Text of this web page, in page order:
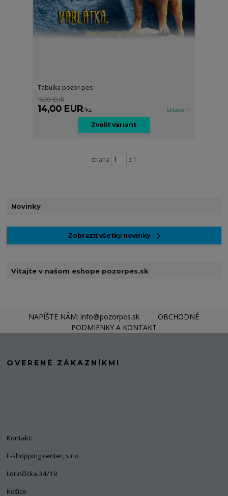
Tabuľka pozor pes
16,00 EUR
14,00 EUR/ks Skladom
Zvoliť variant
strana z 1
Novinky
Zobraziť všetky novinky
Vitajte v našom eshope pozorpes.sk
NAPÍŠTE NÁM: info@pozorpes.sk
OBCHODNÉ
PODMIENKY A KONTAKT
OVERENÉ ZÁKAZNÍKMI
Kontakt:
E-shopping center, s.r.o
Lorinčícka 34/19
Košice